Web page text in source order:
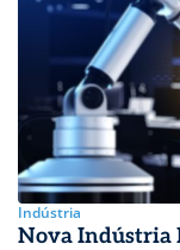
Indústria
Nova Indústria